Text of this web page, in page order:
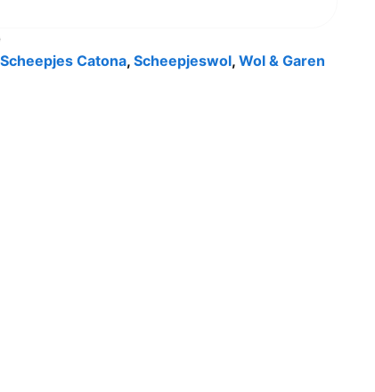
Scheepjes Catona, Scheepjeswol, Wol & Garen